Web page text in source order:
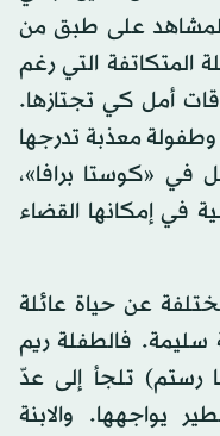
على طبق من
المتكاتفة التي رغم
أمل كي تجتازها.
معذبة تدرجها
في «كوستا برافا»،
في إمكانها القضاء
عن حياة عائلة
فالطفلة ريم
رستم) تلجأ إلى عدّ
يواجهها. والابنة